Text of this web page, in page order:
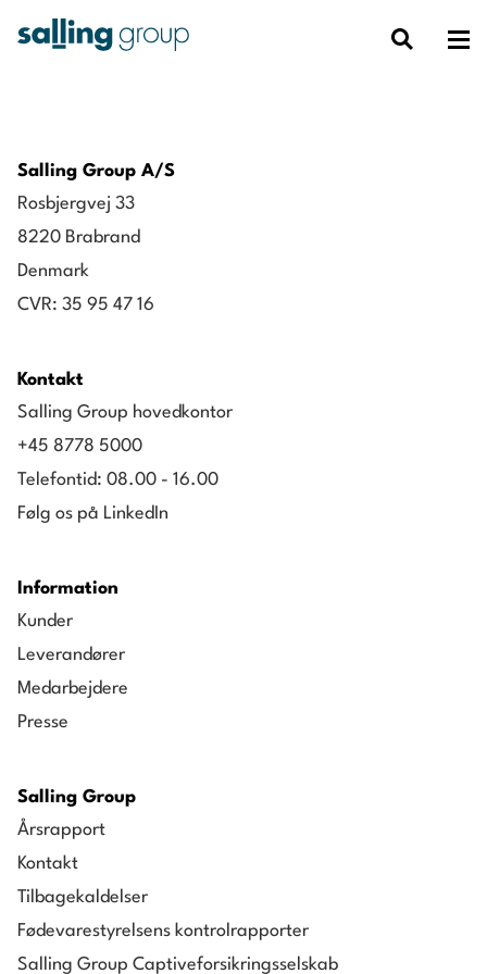
Salling Group A/S
Rosbjergvej 33
8220 Brabrand
Denmark
CVR: 35 95 47 16
Kontakt
Salling Group hovedkontor
+45 8778 5000
Telefontid: 08.00 - 16.00
Følg os på LinkedIn
Information
Kunder
Leverandører
Medarbejdere
Presse
Salling Group
Årsrapport
Kontakt
Tilbagekaldelser
Fødevarestyrelsens kontrolrapporter
Salling Group Captiveforsikringsselskab